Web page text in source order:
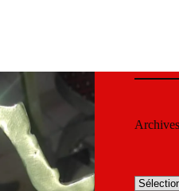
Archives
Archives